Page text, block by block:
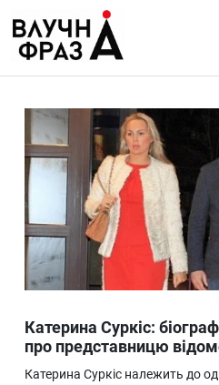
содержимому
Гроші
Життя
Лайфстайл
ТехноНаука
Людина
Ukraine
Про нас
Катерина Суркіс:
про представницю
Катерина Суркіс належить до